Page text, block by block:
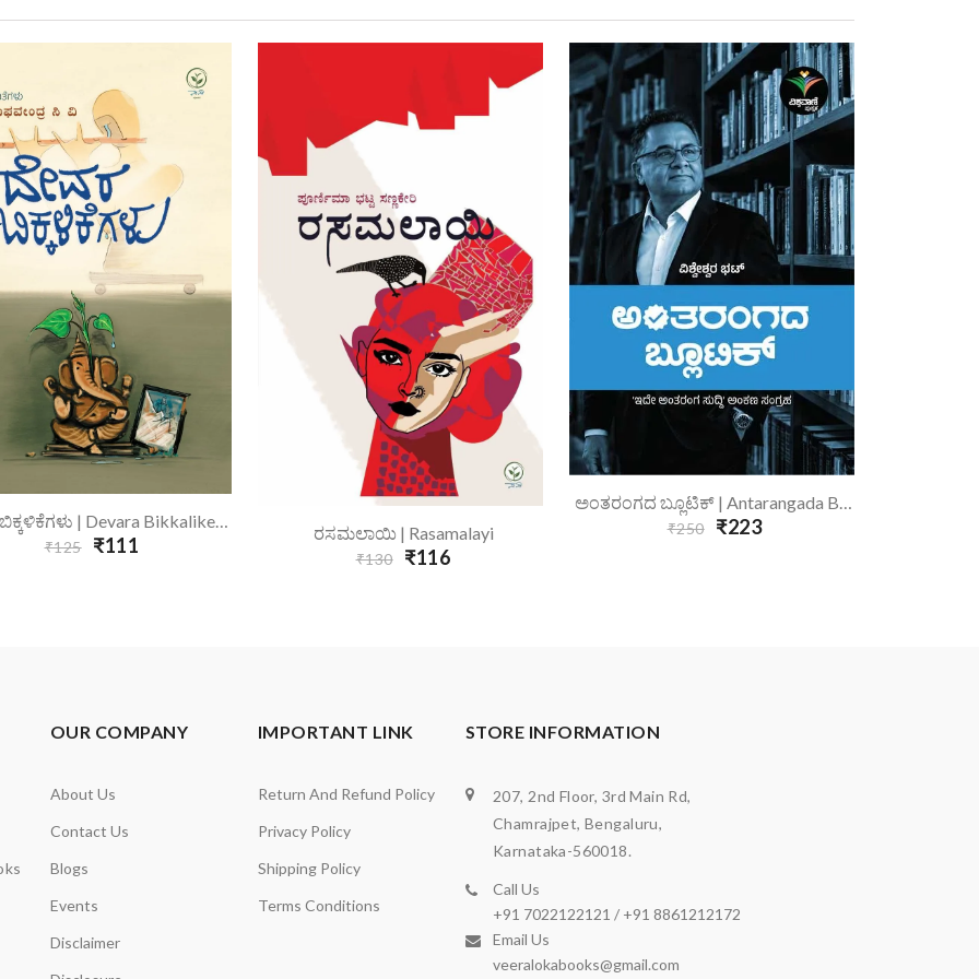
Add To Cart ದೇವರ ಬಿಕ್ಕಳಿಕೆಗಳು | Devara Bikkalikegalu
₹125₹111
Add To Cart
ರಸಮಲಾಯಿ | Rasamalayi
₹130₹116
Add To Cart ಅಂತರಂಗದ ಬ್ಲೂಟಿಕ್ | Antarangada Blutik
₹250₹223
OUR COMPANY
About Us
Contact Us
Blogs
Events
Disclaimer
IMPORTANT LINK
Return And Refund Policy
Privacy Policy
Shipping Policy
Terms Conditions
STORE INFORMATION
207, 2nd Floor, 3rd Main Rd,
Chamrajpet, Bengaluru,
Karnataka-560018.
Call Us
+91 7022122121 / +91 8861212172
Email Us
veeralokabooks@gmail.com